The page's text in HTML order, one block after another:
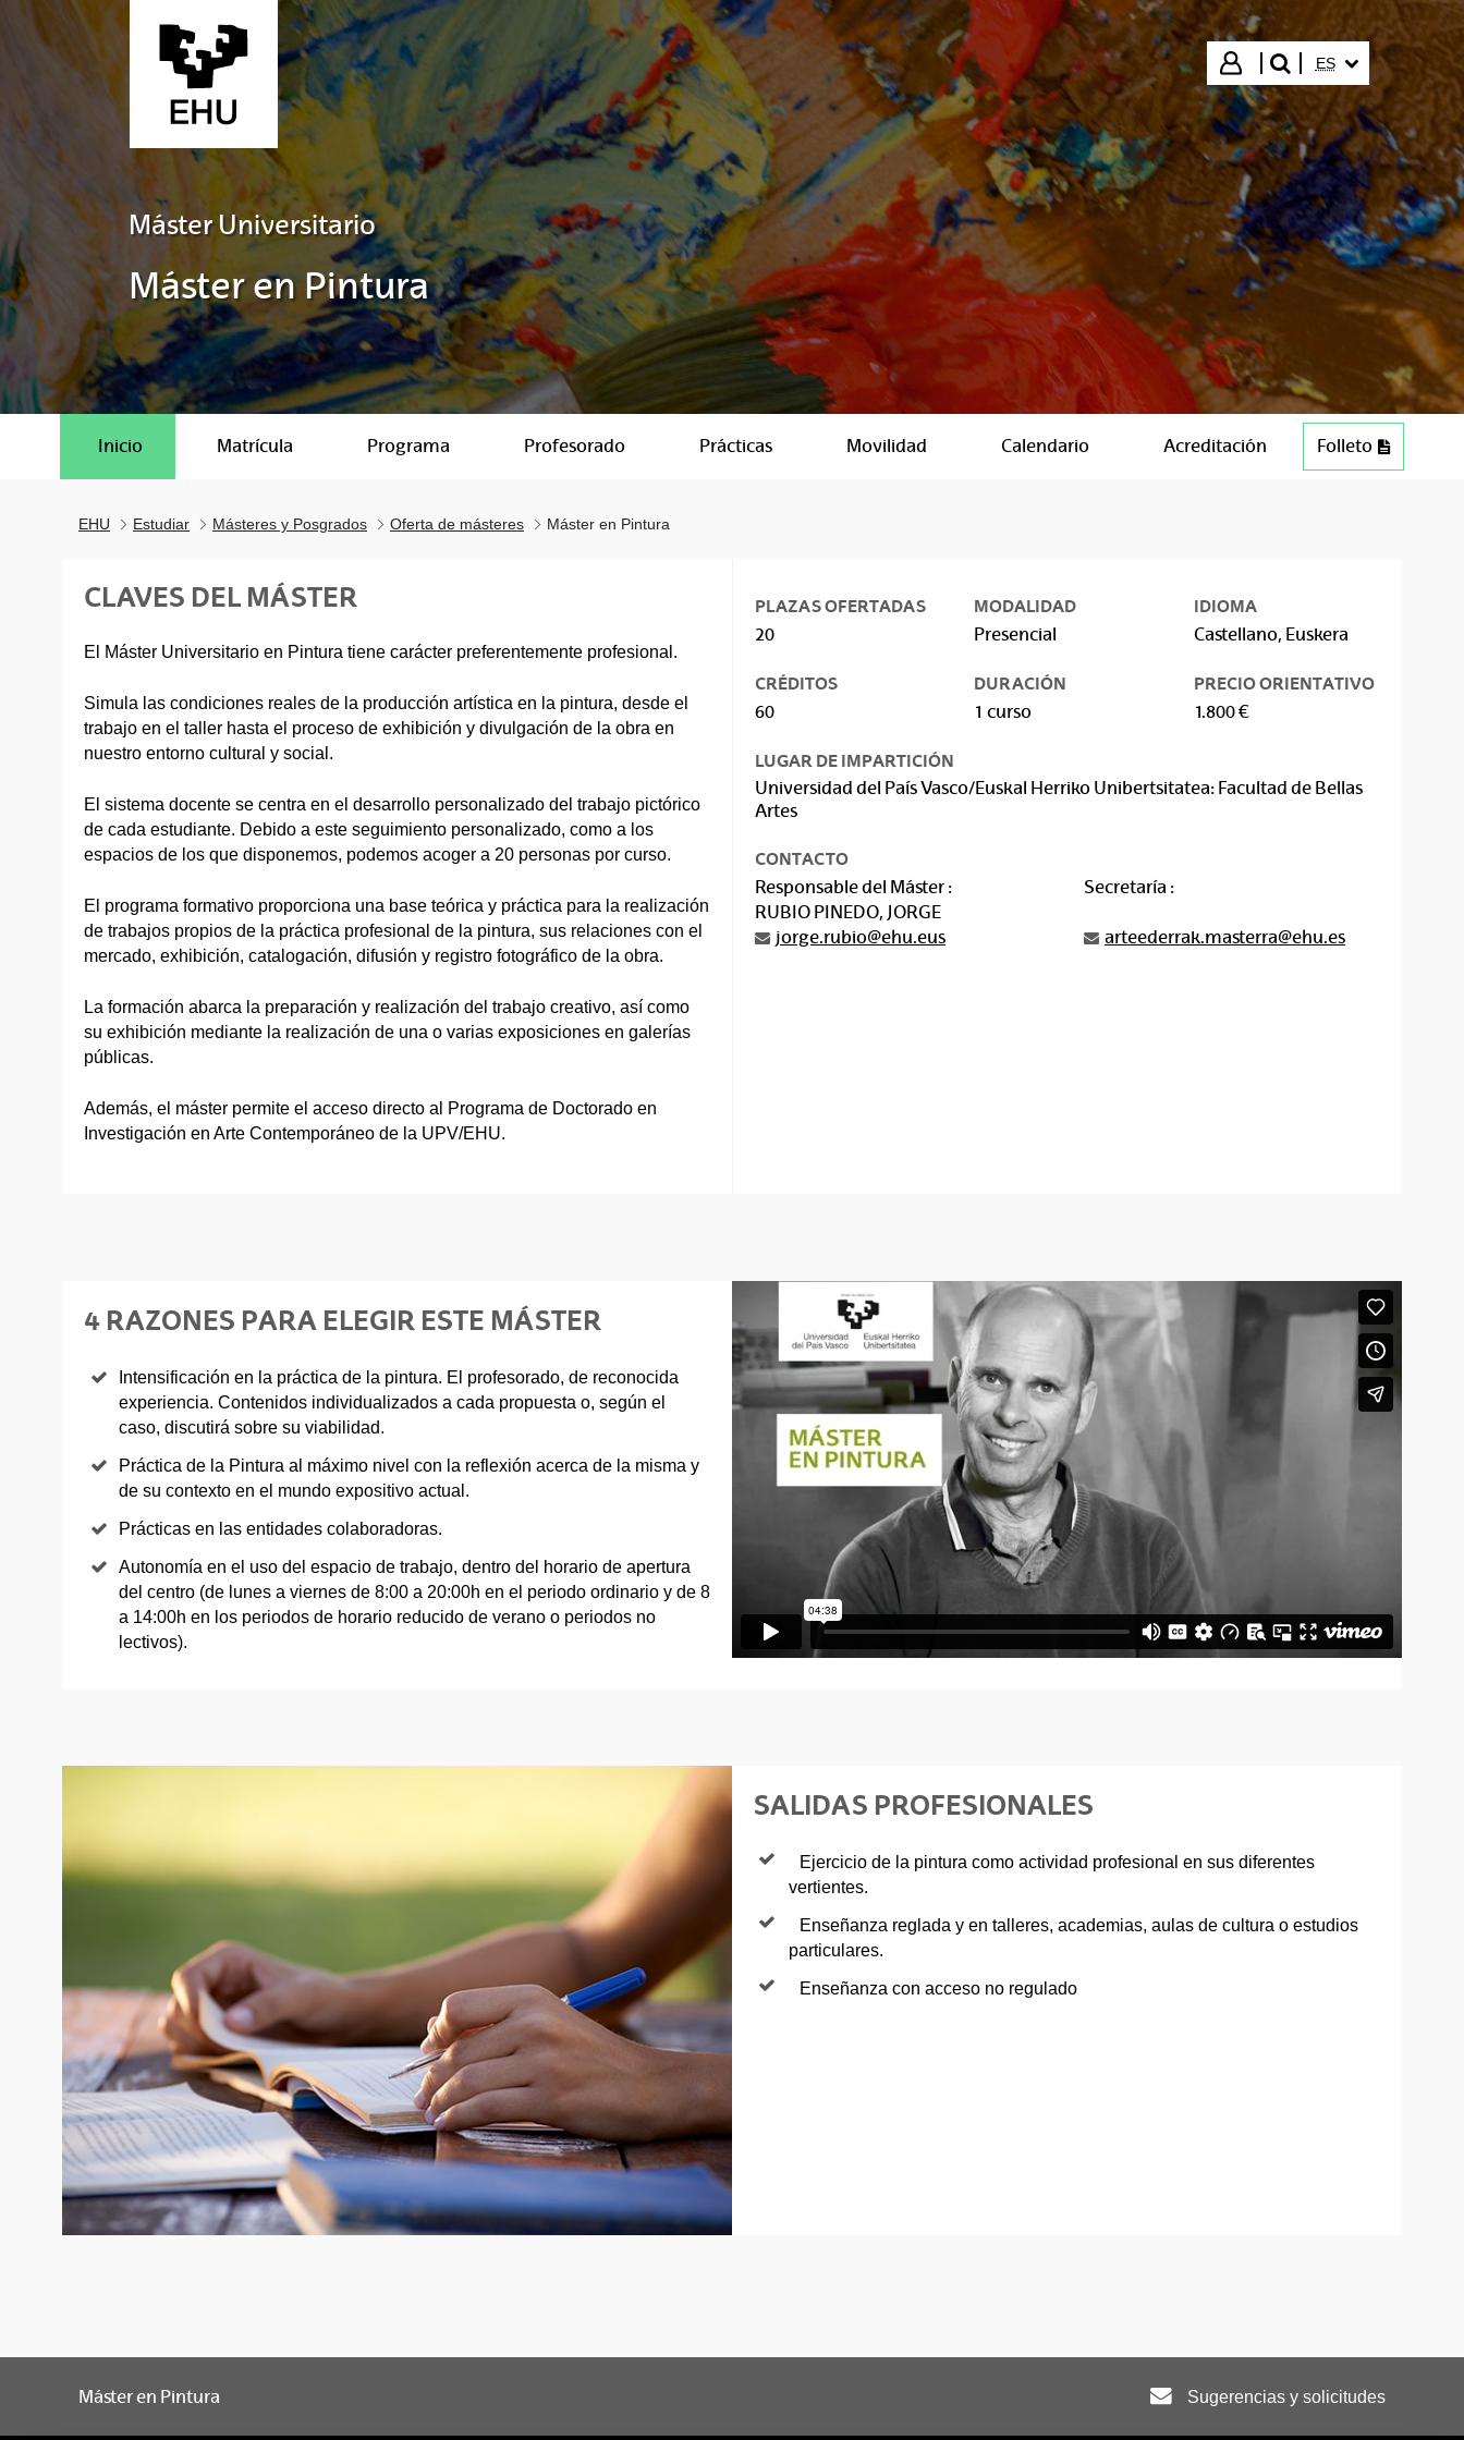
Saltar al contenido principal
Iniciar sesión
buscar"
IDIOMA
ES
Máster Universitario
Máster en Pintura
Inicio Matrícula Programa Profesorado Prácticas Movilidad Calendario Acreditación Folleto
EHU Estudiar Másteres y Posgrados Oferta de másteres Máster en Pintura
CLAVES DEL MÁSTER
El Máster Universitario en Pintura tiene carácter preferentemente profesional.
Simula las condiciones reales de la producción artística en la pintura, desde el
trabajo en el taller hasta el proceso de exhibición y divulgación de la obra en
nuestro entorno cultural y social.
El sistema docente se centra en el desarrollo personalizado del trabajo pictórico
de cada estudiante. Debido a este seguimiento personalizado, como a los
espacios de los que disponemos, podemos acoger a 20 personas por curso.
El programa formativo proporciona una base teórica y práctica para la realización
de trabajos propios de la práctica profesional de la pintura, sus relaciones con el
mercado, exhibición, catalogación, difusión y registro fotográfico de la obra.
La formación abarca la preparación y realización del trabajo creativo, así como
su exhibición mediante la realización de una o varias exposiciones en galerías
públicas.
Además, el máster permite el acceso directo al Programa de Doctorado en
Investigación en Arte Contemporáneo de la UPV/EHU.
PLAZAS OFERTADAS
20
MODALIDAD
Presencial
IDIOMA
Castellano, Euskera
CRÉDITOS
60
DURACIÓN
1 curso
PRECIO ORIENTATIVO
1.800 €
LUGAR DE IMPARTICIÓN
Universidad del País Vasco/Euskal Herriko Unibertsitatea: Facultad de Bellas
Artes
CONTACTO
Responsable del Máster :
RUBIO PINEDO, JORGE
jorge.rubio@ehu.eus
Secretaría :
arteederrak.masterra@ehu.es
4 RAZONES PARA ELEGIR ESTE MÁSTER
Intensificación en la práctica de la pintura. El profesorado, de reconocida
experiencia. Contenidos individualizados a cada propuesta o, según el
caso, discutirá sobre su viabilidad.
Práctica de la Pintura al máximo nivel con la reflexión acerca de la misma y
de su contexto en el mundo expositivo actual.
Prácticas en las entidades colaboradoras.
Autonomía en el uso del espacio de trabajo, dentro del horario de apertura
del centro (de lunes a viernes de 8:00 a 20:00h en el periodo ordinario y de 8
a 14:00h en los periodos de horario reducido de verano o periodos no
lectivos).
SALIDAS PROFESIONALES
Ejercicio de la pintura como actividad profesional en sus diferentes
vertientes.
Enseñanza reglada y en talleres, academias, aulas de cultura o estudios
particulares.
Enseñanza con acceso no regulado
Máster en Pintura Sugerencias y solicitudes